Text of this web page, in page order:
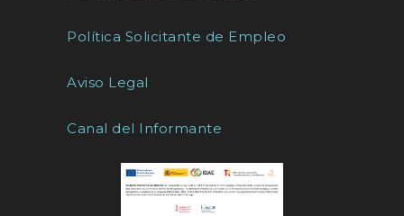
Política Solicitante de Empleo
Aviso Legal
Canal del Informante